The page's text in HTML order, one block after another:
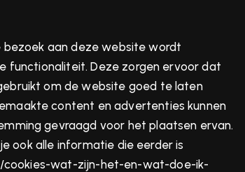
bezoek aan deze website wordt
functionaliteit. Deze zorgen ervoor dat
om de website goed te laten
content en advertenties kunnen
gevraagd voor het plaatsen ervan.
ook alle informatie die eerder is
wat-zijn-het-en-wat-doe-ik-